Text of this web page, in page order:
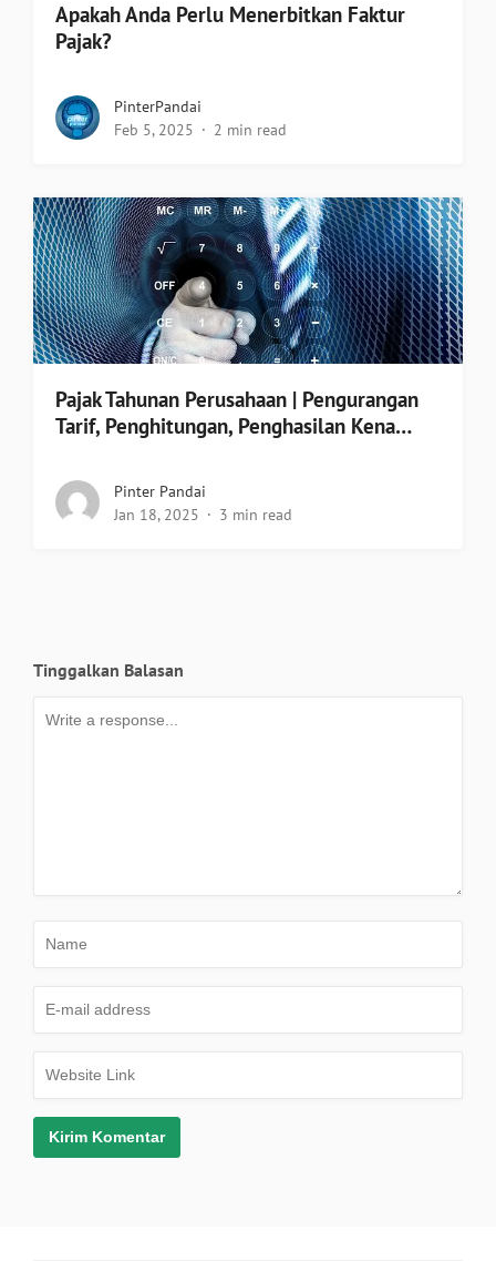
Apakah Anda Perlu Menerbitkan Faktur
Pajak?
PinterPandai
Feb 5, 2025
2 min read
Pajak Tahunan Perusahaan | Pengurangan
Tarif, Penghitungan, Penghasilan Kena…
Pinter Pandai
Jan 18, 2025
3 min read
Tinggalkan Balasan